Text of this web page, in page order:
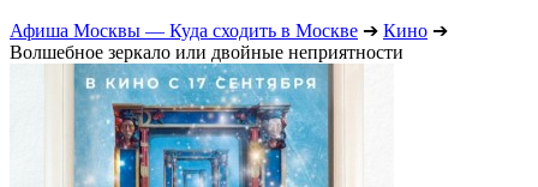
Афиша Москвы — Куда сходить в Москве ➔ Кино ➔
Волшебное зеркало или двойные неприятности